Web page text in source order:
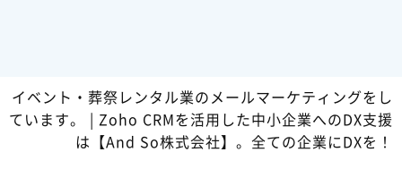
イベント・葬祭レンタル業のメールマーケティングをし
ています。 | Zoho CRMを活用した中小企業へのDX支援
は【And So株式会社】。全ての企業にDXを！